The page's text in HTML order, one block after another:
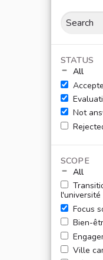
STATUS
All
Not
SCOPE
All
l'université
Focus
Bien-
Ville